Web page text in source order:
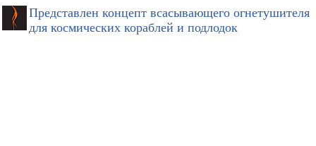
Представлен концепт всасывающего огнетушителя
для космических кораблей и подлодок